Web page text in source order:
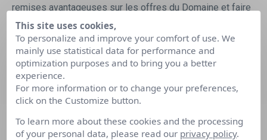
remises avantageuses sur les offres du Domaine et faire
partie d’une entreprise familiale et évoluer au sein d’une
équipe dynamique et soudée.
Sous la responsabilité de la gouvernante en chef, vous
effectuerez des missions spécifiques au poste de
gouvernant adjoint, mais aussi des tâches diverses.
Souriant(e) et aimant le contact, vous serez amené à être
Vos missions en tant de gouvernant adjointsont :
This site uses cookies,
To personalize and improve your comfort of use. We
mainly use statistical data for performance and
optimization purposes and to bring you a better
experience.
For more information or to change your preferences,
click on the Customize button.
To learn more about these cookies and the processing
of your personal data, please read our privacy policy.